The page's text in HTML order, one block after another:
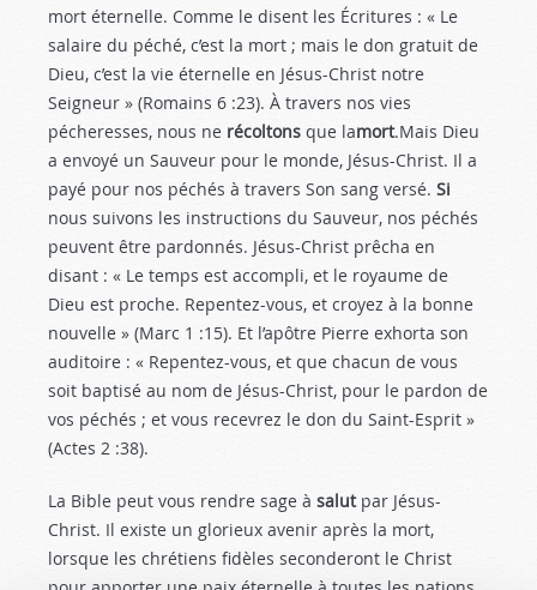
mort éternelle. Comme le disent les Écritures : « Le
salaire du péché, c’est la mort ; mais le don gratuit de
Dieu, c’est la vie éternelle en Jésus-Christ notre
Seigneur » (Romains 6 :23). À travers nos vies
pécheresses, nous ne récoltons que lamort.Mais Dieu
a envoyé un Sauveur pour le monde, Jésus-Christ. Il a
payé pour nos péchés à travers Son sang versé. Si
nous suivons les instructions du Sauveur, nos péchés
peuvent être pardonnés. Jésus-Christ prêcha en
disant : « Le temps est accompli, et le royaume de
Dieu est proche. Repentez-vous, et croyez à la bonne
nouvelle » (Marc 1 :15). Et l’apôtre Pierre exhorta son
auditoire : « Repentez-vous, et que chacun de vous
soit baptisé au nom de Jésus-Christ, pour le pardon de
vos péchés ; et vous recevrez le don du Saint-Esprit »
(Actes 2 :38).
La Bible peut vous rendre sage à salutpar Jésus-
Christ. Il existe un glorieux avenir après la mort,
lorsque les chrétiens fidèles seconderont le Christ